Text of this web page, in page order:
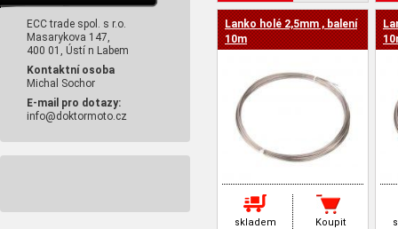
ECC trade spol. s r.o.
Masarykova 147,
400 01, Ústí n Labem
Kontaktní osoba
Michal Sochor
E-mail pro dotazy:
info@doktormoto.cz
Lanko holé 2,5mm , balení
10m
skladem Koupit